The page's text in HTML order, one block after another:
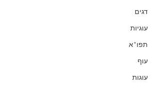
דגים
עוגיות
תפו"א
עוף
עוגות